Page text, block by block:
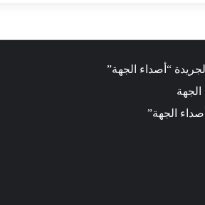
“أصداء الجهة”
الجهة”